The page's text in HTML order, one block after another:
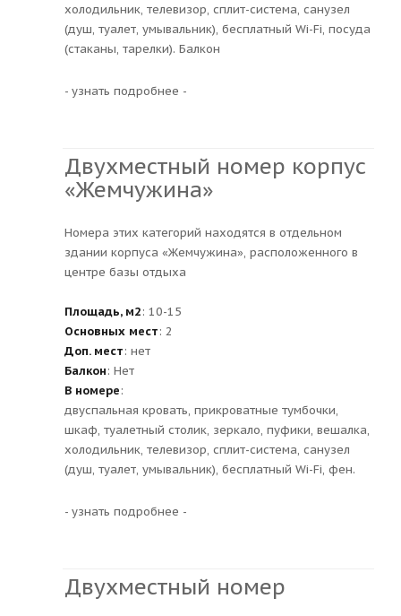
холодильник, телевизор, сплит-система, санузел
(душ, туалет, умывальник), бесплатный Wi-Fi, посуда
(стаканы, тарелки). Балкон
- узнать подробнее -
Двухместный номер корпус
«Жемчужина»
Номера этих категорий находятся в отдельном
здании корпуса «Жемчужина», расположенного в
центре базы отдыха
Площадь, м2: 10-15
Основных мест: 2
Доп. мест: нет
Балкон: Нет
В номере:
двуспальная кровать, прикроватные тумбочки,
шкаф, туалетный столик, зеркало, пуфики, вешалка,
холодильник, телевизор, сплит-система, санузел
(душ, туалет, умывальник), бесплатный Wi-Fi, фен.
- узнать подробнее -
Двухместный номер